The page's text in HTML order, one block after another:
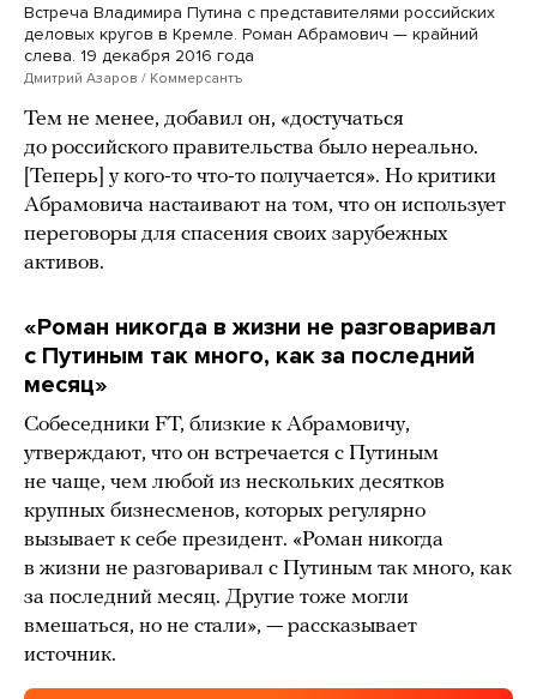
Встреча Владимира Путина с представителями российских
деловых кругов в Кремле. Роман Абрамович — крайний
слева. 19 декабря 2016 года
Дмитрий Азаров / Коммерсантъ
Тем не менее, добавил он, «достучаться
до российского правительства было нереально.
[Теперь] у кого-то что-то получается». Но критики
Абрамовича настаивают на том, что он использует
переговоры для спасения своих зарубежных
активов.
«Роман никогда в жизни не разговаривал
с Путиным так много, как за последний
месяц»
Собеседники FT, близкие к Абрамовичу,
утверждают, что он встречается с Путиным
не чаще, чем любой из нескольких десятков
крупных бизнесменов, которых регулярно
вызывает к себе президент. «Роман никогда
в жизни не разговаривал с Путиным так много, как
за последний месяц. Другие тоже могли
вмешаться, но не стали», — рассказывает
источник.